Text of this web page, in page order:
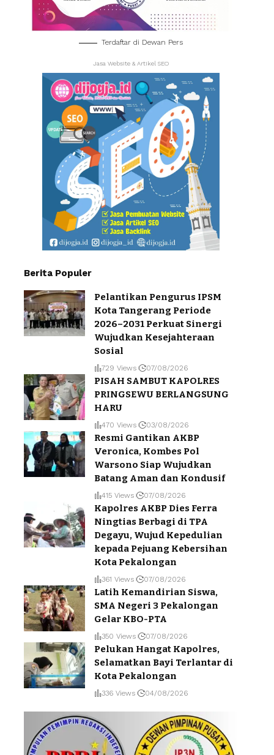
Terdaftar di Dewan Pers
Jasa Website & Artikel SEO
Berita Populer
Pelantikan Pengurus IPSM
Kota Tangerang Periode
2026–2031 Perkuat Sinergi
Wujudkan Kesejahteraan
Sosial
729 Views 07/08/2026
PISAH SAMBUT KAPOLRES
PRINGSEWU BERLANGSUNG
HARU
470 Views 03/08/2026
Resmi Gantikan AKBP
Veronica, Kombes Pol
Warsono Siap Wujudkan
Batang Aman dan Kondusif
415 Views 07/08/2026
Kapolres AKBP Dies Ferra
Ningtias Berbagi di TPA
Degayu, Wujud Kepedulian
kepada Pejuang Kebersihan
Kota Pekalongan
361 Views 07/08/2026
Latih Kemandirian Siswa,
SMA Negeri 3 Pekalongan
Gelar KBO-PTA
350 Views 07/08/2026
Pelukan Hangat Kapolres,
Selamatkan Bayi Terlantar di
Kota Pekalongan
336 Views 04/08/2026